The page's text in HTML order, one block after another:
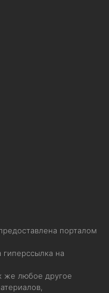
порталом
гиперссылка на
же любое другое